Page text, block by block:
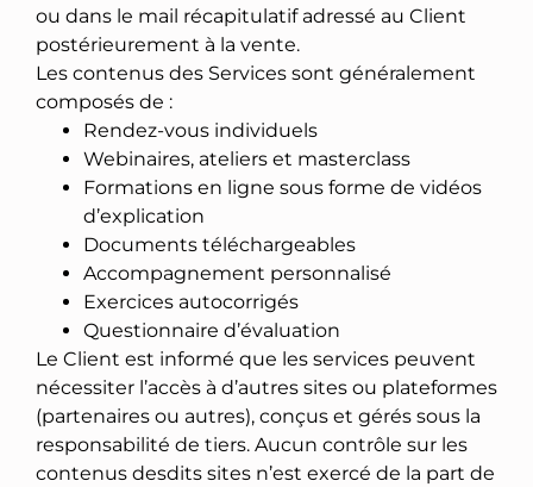
ou dans le mail récapitulatif adressé au Client
postérieurement à la vente.
Les contenus des Services sont généralement
composés de :
Rendez-vous individuels
Webinaires, ateliers et masterclass
Formations en ligne sous forme de vidéos
d’explication
Documents téléchargeables
Accompagnement personnalisé
Exercices autocorrigés
Questionnaire d’évaluation
Le Client est informé que les services peuvent
nécessiter l’accès à d’autres sites ou plateformes
(partenaires ou autres), conçus et gérés sous la
responsabilité de tiers. Aucun contrôle sur les
contenus desdits sites n’est exercé de la part de